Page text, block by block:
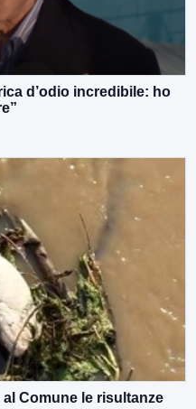
d’odio incredibile: ho
al Comune le risultanze